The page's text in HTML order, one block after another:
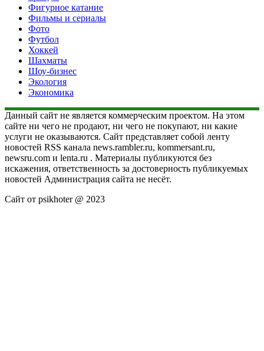
Фигурное катание
Фильмы и сериалы
Фото
Футбол
Хоккей
Шахматы
Шоу-бизнес
Экология
Экономика
Данный сайт не является коммерческим проектом. На этом
сайте ни чего не продают, ни чего не покупают, ни какие
услуги не оказываются. Сайт представляет собой ленту
новостей RSS канала news.rambler.ru, kommersant.ru,
newsru.com и lenta.ru . Материалы публикуются без
искажения, ответственность за достоверность публикуемых
новостей Администрация сайта не несёт.
Сайт от psikhoter @ 2023